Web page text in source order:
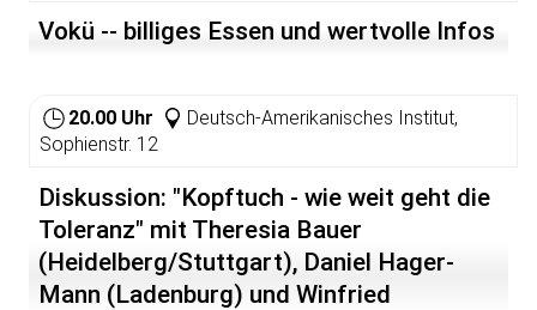
Vokü -- billiges Essen und wertvolle Infos
20.00 Uhr
Deutsch-Amerikanisches Institut,
Sophienstr. 12
Diskussion: "Kopftuch - wie weit geht die
Toleranz" mit Theresia Bauer
(Heidelberg/Stuttgart), Daniel Hager-
Mann (Ladenburg) und Winfried